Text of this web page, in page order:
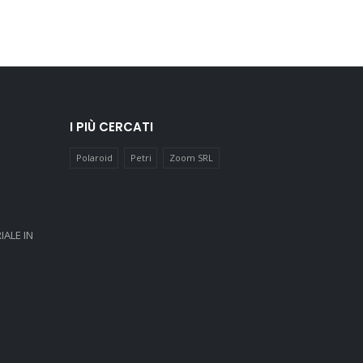
IN
I PIÙ CERCATI
Polaroid Petri Zoom SRL